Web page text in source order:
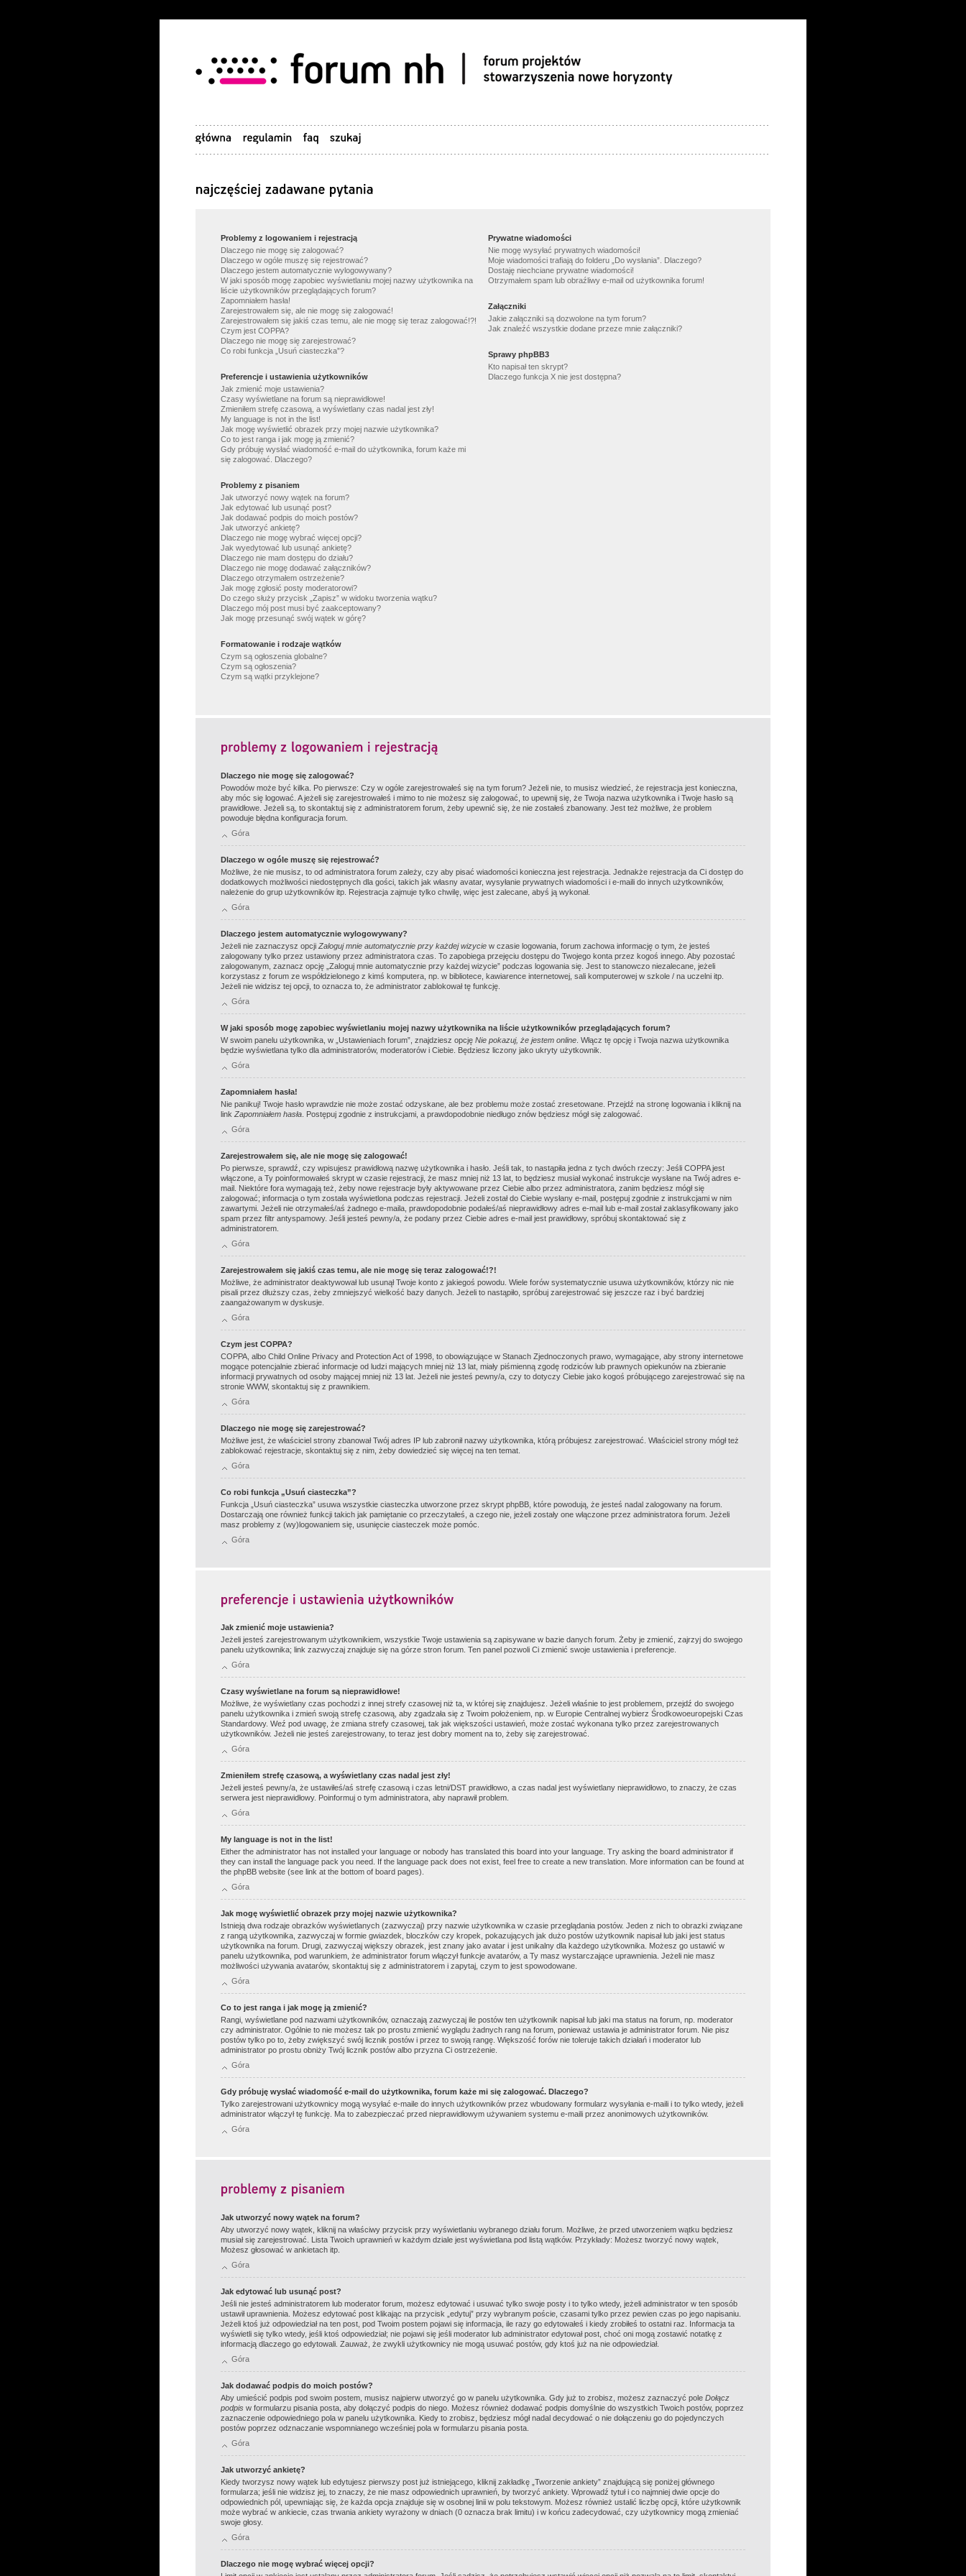
Problemy z logowaniem i rejestracją
Dlaczego nie mogę się zalogować?
Dlaczego w ogóle muszę się rejestrować?
Dlaczego jestem automatycznie wylogowywany?
W jaki sposób mogę zapobiec wyświetlaniu mojej nazwy użytkownika na
liście użytkowników przeglądających forum?
Zapomniałem hasła!
Zarejestrowałem się, ale nie mogę się zalogować!
Zarejestrowałem się jakiś czas temu, ale nie mogę się teraz zalogować!?!
Czym jest COPPA?
Dlaczego nie mogę się zarejestrować?
Co robi funkcja „Usuń ciasteczka”?
Preferencje i ustawienia użytkowników
Jak zmienić moje ustawienia?
Czasy wyświetlane na forum są nieprawidłowe!
Zmieniłem strefę czasową, a wyświetlany czas nadal jest zły!
My language is not in the list!
Jak mogę wyświetlić obrazek przy mojej nazwie użytkownika?
Co to jest ranga i jak mogę ją zmienić?
Gdy próbuję wysłać wiadomość e-mail do użytkownika, forum każe mi
się zalogować. Dlaczego?
Problemy z pisaniem
Jak utworzyć nowy wątek na forum?
Jak edytować lub usunąć post?
Jak dodawać podpis do moich postów?
Jak utworzyć ankietę?
Dlaczego nie mogę wybrać więcej opcji?
Jak wyedytować lub usunąć ankietę?
Dlaczego nie mam dostępu do działu?
Dlaczego nie mogę dodawać załączników?
Dlaczego otrzymałem ostrzeżenie?
Jak mogę zgłosić posty moderatorowi?
Do czego służy przycisk „Zapisz” w widoku tworzenia wątku?
Dlaczego mój post musi być zaakceptowany?
Jak mogę przesunąć swój wątek w górę?
Formatowanie i rodzaje wątków
Czym są ogłoszenia globalne?
Czym są ogłoszenia?
Czym są wątki przyklejone?
Prywatne wiadomości
Nie mogę wysyłać prywatnych wiadomości!
Moje wiadomości trafiają do folderu „Do wysłania”. Dlaczego?
Dostaję niechciane prywatne wiadomości!
Otrzymałem spam lub obraźliwy e-mail od użytkownika forum!
Załączniki
Jakie załączniki są dozwolone na tym forum?
Jak znaleźć wszystkie dodane przeze mnie załączniki?
Sprawy phpBB3
Kto napisał ten skrypt?
Dlaczego funkcja X nie jest dostępna?
Dlaczego nie mogę się zalogować?
Powodów może być kilka. Po pierwsze: Czy w ogóle zarejestrowałeś się na tym forum? Jeżeli nie, to musisz wiedzieć, że rejestracja jest konieczna,
aby móc się logować. A jeżeli się zarejestrowałeś i mimo to nie możesz się zalogować, to upewnij się, że Twoja nazwa użytkownika i Twoje hasło są
prawidłowe. Jeżeli są, to skontaktuj się z administratorem forum, żeby upewnić się, że nie zostałeś zbanowany. Jest też możliwe, że problem
powoduje błędna konfiguracja forum.
Góra
Dlaczego w ogóle muszę się rejestrować?
Możliwe, że nie musisz, to od administratora forum zależy, czy aby pisać wiadomości konieczna jest rejestracja. Jednakże rejestracja da Ci dostęp do
dodatkowych możliwości niedostępnych dla gości, takich jak własny avatar, wysyłanie prywatnych wiadomości i e-maili do innych użytkowników,
należenie do grup użytkowników itp. Rejestracja zajmuje tylko chwilę, więc jest zalecane, abyś ją wykonał.
Góra
Dlaczego jestem automatycznie wylogowywany?
Jeżeli nie zaznaczysz opcji Zaloguj mnie automatycznie przy każdej wizycie w czasie logowania, forum zachowa informację o tym, że jesteś
zalogowany tylko przez ustawiony przez administratora czas. To zapobiega przejęciu dostępu do Twojego konta przez kogoś innego. Aby pozostać
zalogowanym, zaznacz opcję „Zaloguj mnie automatycznie przy każdej wizycie” podczas logowania się. Jest to stanowczo niezalecane, jeżeli
korzystasz z forum ze współdzielonego z kimś komputera, np. w bibliotece, kawiarence internetowej, sali komputerowej w szkole / na uczelni itp.
Jeżeli nie widzisz tej opcji, to oznacza to, że administrator zablokował tę funkcję.
Góra
W jaki sposób mogę zapobiec wyświetlaniu mojej nazwy użytkownika na liście użytkowników przeglądających forum?
W swoim panelu użytkownika, w „Ustawieniach forum”, znajdziesz opcję Nie pokazuj, że jestem online . Włącz tę opcję i Twoja nazwa użytkownika
będzie wyświetlana tylko dla administratorów, moderatorów i Ciebie. Będziesz liczony jako ukryty użytkownik.
Góra
Zapomniałem hasła!
Nie panikuj! Twoje hasło wprawdzie nie może zostać odzyskane, ale bez problemu może zostać zresetowane. Przejdź na stronę logowania i kliknij na
link Zapomniałem hasła . Postępuj zgodnie z instrukcjami, a prawdopodobnie niedługo znów będziesz mógł się zalogować.
Góra
Zarejestrowałem się, ale nie mogę się zalogować!
Po pierwsze, sprawdź, czy wpisujesz prawidłową nazwę użytkownika i hasło. Jeśli tak, to nastąpiła jedna z tych dwóch rzeczy: Jeśli COPPA jest
włączone, a Ty poinformowałeś skrypt w czasie rejestracji, że masz mniej niż 13 lat, to będziesz musiał wykonać instrukcje wysłane na Twój adres e-
mail. Niektóre fora wymagają też, żeby nowe rejestracje były aktywowane przez Ciebie albo przez administratora, zanim będziesz mógł się
zalogować; informacja o tym została wyświetlona podczas rejestracji. Jeżeli został do Ciebie wysłany e-mail, postępuj zgodnie z instrukcjami w nim
zawartymi. Jeżeli nie otrzymałeś/aś żadnego e-maila, prawdopodobnie podałeś/aś nieprawidłowy adres e-mail lub e-mail został zaklasyfikowany jako
spam przez filtr antyspamowy. Jeśli jesteś pewny/a, że podany przez Ciebie adres e-mail jest prawidłowy, spróbuj skontaktować się z
administratorem.
Góra
Zarejestrowałem się jakiś czas temu, ale nie mogę się teraz zalogować!?!
Możliwe, że administrator deaktywował lub usunął Twoje konto z jakiegoś powodu. Wiele forów systematycznie usuwa użytkowników, którzy nic nie
pisali przez dłuższy czas, żeby zmniejszyć wielkość bazy danych. Jeżeli to nastąpiło, spróbuj zarejestrować się jeszcze raz i być bardziej
zaangażowanym w dyskusje.
Góra
Czym jest COPPA?
COPPA, albo Child Online Privacy and Protection Act of 1998, to obowiązujące w Stanach Zjednoczonych prawo, wymagające, aby strony internetowe
mogące potencjalnie zbierać informacje od ludzi mających mniej niż 13 lat, miały piśmienną zgodę rodziców lub prawnych opiekunów na zbieranie
informacji prywatnych od osoby mającej mniej niż 13 lat. Jeżeli nie jesteś pewny/a, czy to dotyczy Ciebie jako kogoś próbującego zarejestrować się na
stronie WWW, skontaktuj się z prawnikiem.
Góra
Dlaczego nie mogę się zarejestrować?
Możliwe jest, że właściciel strony zbanował Twój adres IP lub zabronił nazwy użytkownika, którą próbujesz zarejestrować. Właściciel strony mógł też
zablokować rejestracje, skontaktuj się z nim, żeby dowiedzieć się więcej na ten temat.
Góra
Co robi funkcja „Usuń ciasteczka”?
Funkcja „Usuń ciasteczka” usuwa wszystkie ciasteczka utworzone przez skrypt phpBB, które powodują, że jesteś nadal zalogowany na forum.
Dostarczają one również funkcji takich jak pamiętanie co przeczytałeś, a czego nie, jeżeli zostały one włączone przez administratora forum. Jeżeli
masz problemy z (wy)logowaniem się, usunięcie ciasteczek może pomóc.
Góra
Jak zmienić moje ustawienia?
Jeżeli jesteś zarejestrowanym użytkownikiem, wszystkie Twoje ustawienia są zapisywane w bazie danych forum. Żeby je zmienić, zajrzyj do swojego
panelu użytkownika; link zazwyczaj znajduje się na górze stron forum. Ten panel pozwoli Ci zmienić swoje ustawienia i preferencje.
Góra
Czasy wyświetlane na forum są nieprawidłowe!
Możliwe, że wyświetlany czas pochodzi z innej strefy czasowej niż ta, w której się znajdujesz. Jeżeli właśnie to jest problemem, przejdź do swojego
panelu użytkownika i zmień swoją strefę czasową, aby zgadzała się z Twoim położeniem, np. w Europie Centralnej wybierz Środkowoeuropejski Czas
Standardowy. Weź pod uwagę, że zmiana strefy czasowej, tak jak większości ustawień, może zostać wykonana tylko przez zarejestrowanych
użytkowników. Jeżeli nie jesteś zarejestrowany, to teraz jest dobry moment na to, żeby się zarejestrować.
Góra
Zmieniłem strefę czasową, a wyświetlany czas nadal jest zły!
Jeżeli jesteś pewny/a, że ustawiłeś/aś strefę czasową i czas letni/DST prawidłowo, a czas nadal jest wyświetlany nieprawidłowo, to znaczy, że czas
serwera jest nieprawidłowy. Poinformuj o tym administratora, aby naprawił problem.
Góra
My language is not in the list!
Either the administrator has not installed your language or nobody has translated this board into your language. Try asking the board administrator if
they can install the language pack you need. If the language pack does not exist, feel free to create a new translation. More information can be found at
the phpBB website (see link at the bottom of board pages).
Góra
Jak mogę wyświetlić obrazek przy mojej nazwie użytkownika?
Istnieją dwa rodzaje obrazków wyświetlanych (zazwyczaj) przy nazwie użytkownika w czasie przeglądania postów. Jeden z nich to obrazki związane
z rangą użytkownika, zazwyczaj w formie gwiazdek, bloczków czy kropek, pokazujących jak dużo postów użytkownik napisał lub jaki jest status
użytkownika na forum. Drugi, zazwyczaj większy obrazek, jest znany jako avatar i jest unikalny dla każdego użytkownika. Możesz go ustawić w
panelu użytkownika, pod warunkiem, że administrator forum włączył funkcje avatarów, a Ty masz wystarczające uprawnienia. Jeżeli nie masz
możliwości używania avatarów, skontaktuj się z administratorem i zapytaj, czym to jest spowodowane.
Góra
Co to jest ranga i jak mogę ją zmienić?
Rangi, wyświetlane pod nazwami użytkowników, oznaczają zazwyczaj ile postów ten użytkownik napisał lub jaki ma status na forum, np. moderator
czy administrator. Ogólnie to nie możesz tak po prostu zmienić wyglądu żadnych rang na forum, ponieważ ustawia je administrator forum. Nie pisz
postów tylko po to, żeby zwiększyć swój licznik postów i przez to swoją rangę. Większość forów nie toleruje takich działań i moderator lub
administrator po prostu obniży Twój licznik postów albo przyzna Ci ostrzeżenie.
Góra
Gdy próbuję wysłać wiadomość e-mail do użytkownika, forum każe mi się zalogować. Dlaczego?
Tylko zarejestrowani użytkownicy mogą wysyłać e-maile do innych użytkowników przez wbudowany formularz wysyłania e-maili i to tylko wtedy, jeżeli
administrator włączył tę funkcję. Ma to zabezpieczać przed nieprawidłowym używaniem systemu e-maili przez anonimowych użytkowników.
Góra
Jak utworzyć nowy wątek na forum?
Aby utworzyć nowy wątek, kliknij na właściwy przycisk przy wyświetlaniu wybranego działu forum. Możliwe, że przed utworzeniem wątku będziesz
musiał się zarejestrować. Lista Twoich uprawnień w każdym dziale jest wyświetlana pod listą wątków. Przykłady: Możesz tworzyć nowy wątek,
Możesz głosować w ankietach itp.
Góra
Jak edytować lub usunąć post?
Jeśli nie jesteś administratorem lub moderator forum, możesz edytować i usuwać tylko swoje posty i to tylko wtedy, jeżeli administrator w ten sposób
ustawił uprawnienia. Możesz edytować post klikając na przycisk „edytuj” przy wybranym poście, czasami tylko przez pewien czas po jego napisaniu.
Jeżeli ktoś już odpowiedział na ten post, pod Twoim postem pojawi się informacja, ile razy go edytowałeś i kiedy zrobiłeś to ostatni raz. Informacja ta
wyświetli się tylko wtedy, jeśli ktoś odpowiedział; nie pojawi się jeśli moderator lub administrator edytował post, choć oni mogą zostawić notatkę z
informacją dlaczego go edytowali. Zauważ, że zwykli użytkownicy nie mogą usuwać postów, gdy ktoś już na nie odpowiedział.
Góra
Jak dodawać podpis do moich postów?
Aby umieścić podpis pod swoim postem, musisz najpierw utworzyć go w panelu użytkownika. Gdy już to zrobisz, możesz zaznaczyć pole Dołącz
podpis w formularzu pisania posta, aby dołączyć podpis do niego. Możesz również dodawać podpis domyślnie do wszystkich Twoich postów, poprzez
zaznaczenie odpowiedniego pola w panelu użytkownika. Kiedy to zrobisz, będziesz mógł nadal decydować o nie dołączeniu go do pojedynczych
postów poprzez odznaczanie wspomnianego wcześniej pola w formularzu pisania posta.
Góra
Jak utworzyć ankietę?
Kiedy tworzysz nowy wątek lub edytujesz pierwszy post już istniejącego, kliknij zakładkę „Tworzenie ankiety” znajdującą się poniżej głównego
formularza; jeśli nie widzisz jej, to znaczy, że nie masz odpowiednich uprawnień, by tworzyć ankiety. Wprowadź tytuł i co najmniej dwie opcje do
odpowiednich pól, upewniając się, że każda opcja znajduje się w osobnej linii w polu tekstowym. Możesz również ustalić liczbę opcji, które użytkownik
może wybrać w ankiecie, czas trwania ankiety wyrażony w dniach (0 oznacza brak limitu) i w końcu zadecydować, czy użytkownicy mogą zmieniać
swoje głosy.
Góra
Dlaczego nie mogę wybrać więcej opcji?